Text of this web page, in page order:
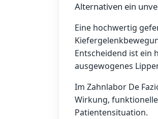
Alternativen ein
Eine hochwertig
Entscheidend ist ein
ausgewogenes
Im Zahnlabor De
Wirkung,
Patientensituation.